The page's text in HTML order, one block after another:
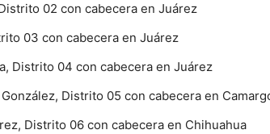
02 con cabecera en Juárez
03 con cabecera en Juárez
Distrito 04 con cabecera en Juárez
Distrito 05 con cabecera en
Distrito 06 con cabecera en Chihuahua